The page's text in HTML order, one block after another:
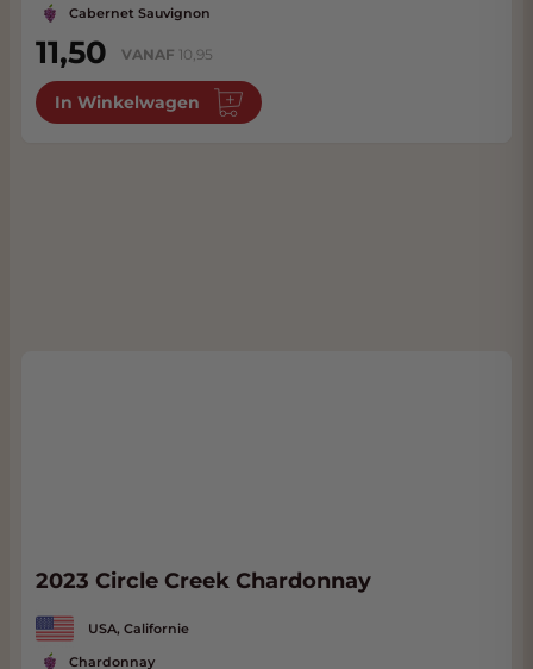
Cabernet Sauvignon
11,50 VANAF 10,95
In Winkelwagen
2023 Circle Creek Chardonnay
USA, Californie
Chardonnay